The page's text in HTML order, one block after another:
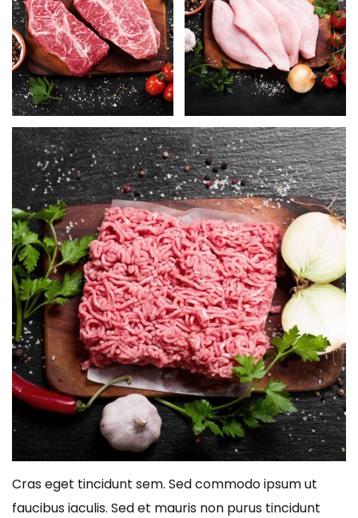
Cras eget tincidunt sem. Sed commodo ipsum ut
faucibus iaculis. Sed et mauris non purus tincidunt